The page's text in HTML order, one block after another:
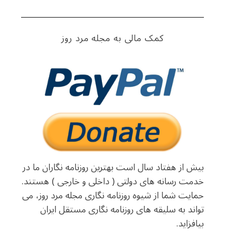
کمک مالی به مجله مرد روز
بیش از هفتاد سال است بهترین روزنامه نگاران ما در
خدمت رسانه های دولتی ( داخلی و خارجی ) هستند.
حمایت شما از شیوه روزنامه نگاری مجله مرد روز، می
تواند به سلیقه های روزنامه نگاری مستقل ایران
بیافزاید.